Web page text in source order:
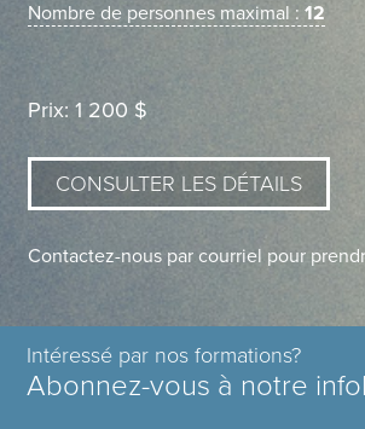
Nombre de personnes maximal : 12
Prix: 1 200 $
CONSULTER LES DÉTAILS
Contactez-nous par courriel pour
Intéressé par nos formations?
Abonnez-vous à notre